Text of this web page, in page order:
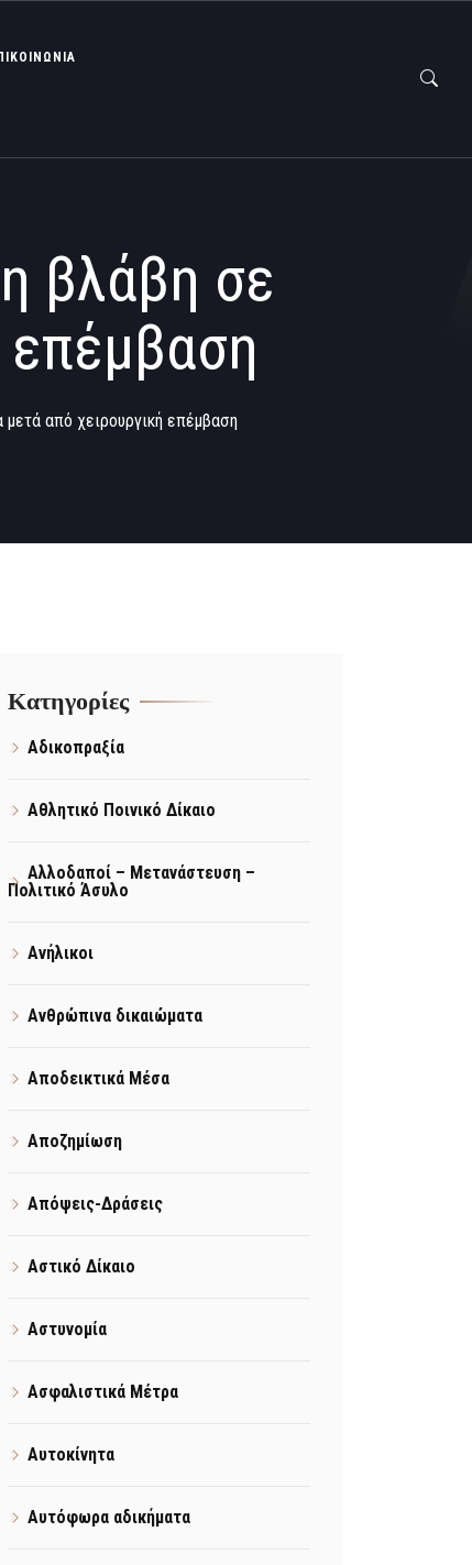
βλάβη σε
επέμβαση
από χειρουργική επέμβαση
Kατηγορίες
Αδικοπραξία
Αθλητικό Ποινικό Δίκαιο
Αλλοδαποί – Μετανάστευση –
Πολιτικό Άσυλο
Ανήλικοι
Ανθρώπινα δικαιώματα
Αποδεικτικά Μέσα
Αποζημίωση
Απόψεις-Δράσεις
Αστικό Δίκαιο
Αστυνομία
Ασφαλιστικά Μέτρα
Αυτοκίνητα
Αυτόφωρα αδικήματα